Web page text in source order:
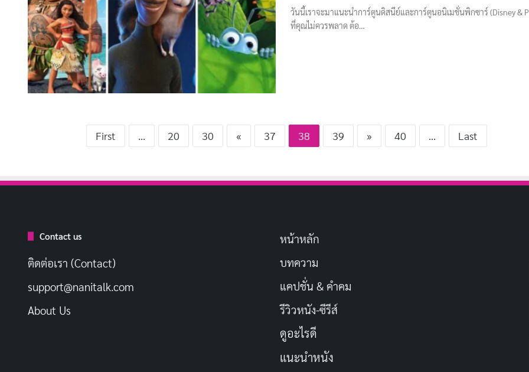
วันนี้เราจะมาแนะนำการ์ตูนดิสนีย์และการ์ตูนอนิเมชั่นพิกซาร์ (Disney &
ที่คุณไม่ควรพลาด ต้อ…
First ... 20 30 « 37 38 39 » 40 ... Last
Contact us
ติดต่อเรา (Contact)
support@nanitalk.com
About Us
หน้าหลัก
บทความ
แคปชั่น & คำคม
รีวิวหนัง-ซีรีส์
ดูอะไรดี
แนะนำหนัง